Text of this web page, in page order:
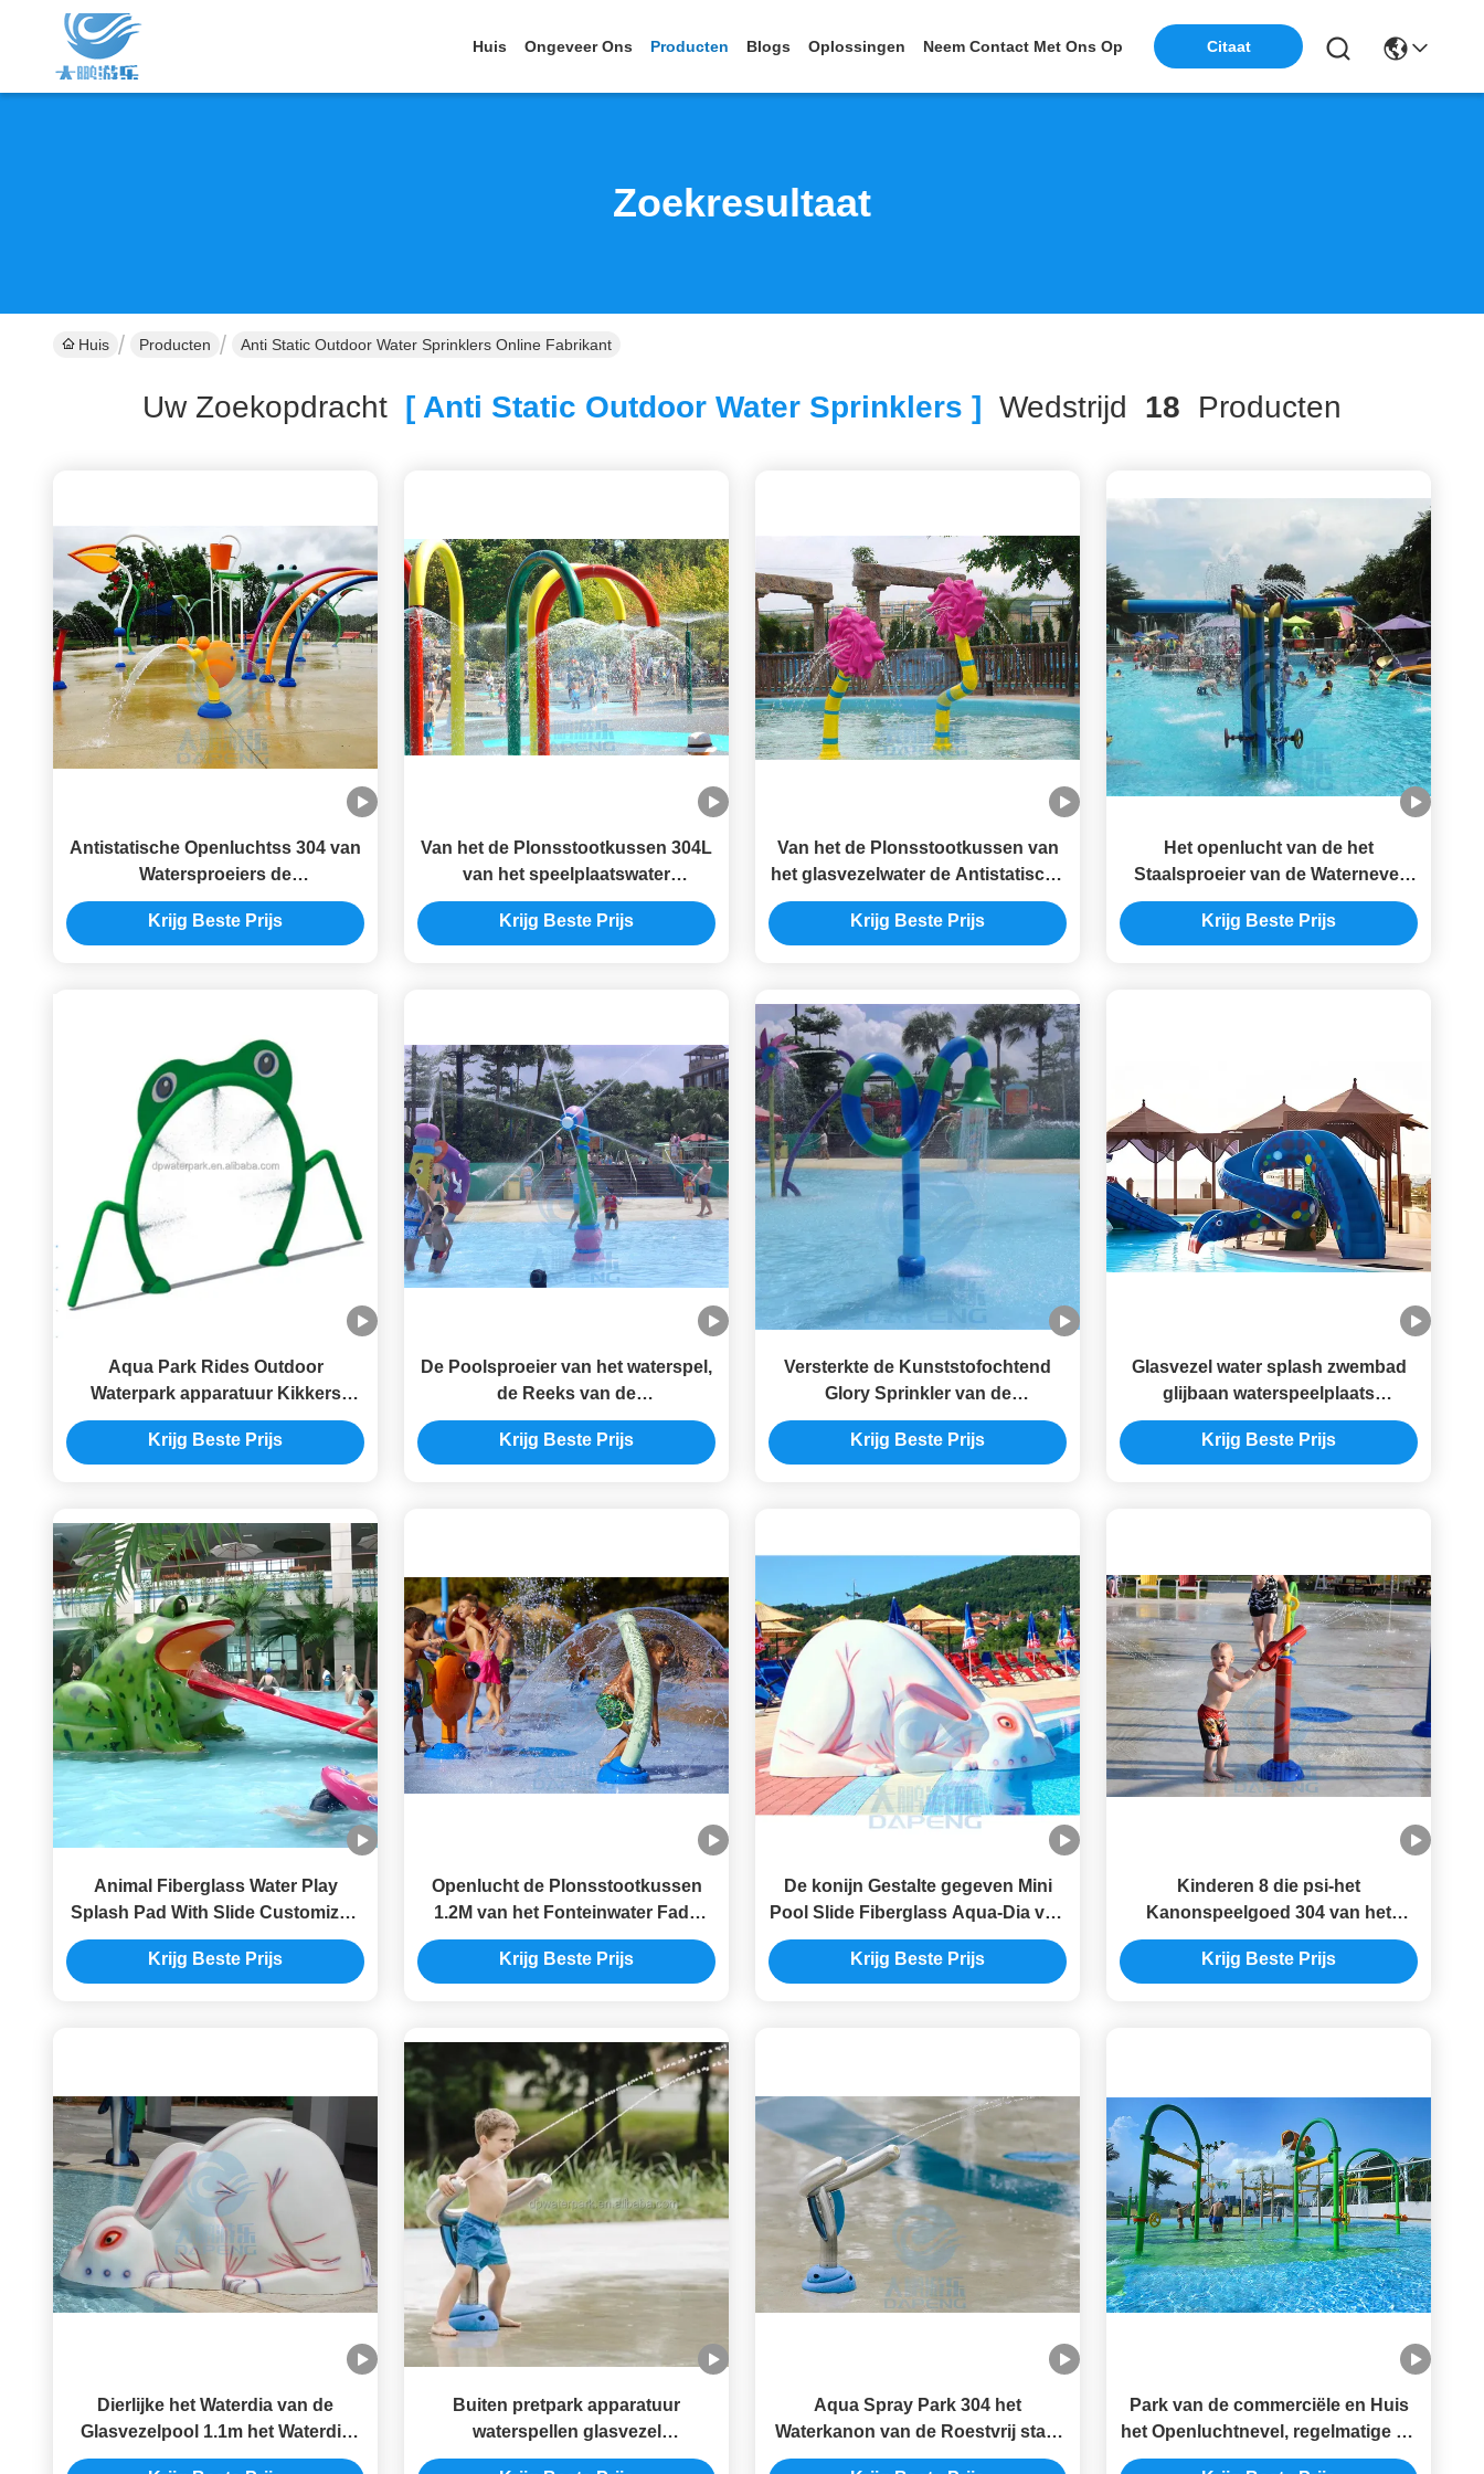
Huis Ongeveer Ons Producten Blogs Oplossingen Neem Contact Met Ons Op Citaat
Zoekresultaat
Huis Producten Anti Static Outdoor Water Sprinklers Online Fabrikant
Uw Zoekopdracht [ Anti Static Outdoor Water Sprinklers ] Wedstrijd 18 Producten
Antistatische Openluchtss 304 van
Watersproeiers de
Plonsspeelplaats van het Slakwater
Krijg Beste Prijs
Van het de Plonsstootkussen 304L
van het speelplaatswater
Openlucht Aangepaste het
Watersprenkelinstallatie
Krijg Beste Prijs
Van het de Plonsstootkussen van
het glasvezelwater de Antistatische
Kinderen Rose Flower Water Spray
Park
Krijg Beste Prijs
Het openlucht van de het
Staalsproeier van de Waternevel
Stootkussen Gegalvaniseerde
Anticorrosieve Speelgoed van de
Krijg Beste Prijs
Aqua Park Rides Outdoor
Waterpark apparatuur Kikkers
Water Splash Pad Voor kinderen en
volwassenen
Krijg Beste Prijs
De Poolsproeier van het waterspel,
de Reeks van de
Sproeierinstallaties van de
Glasvezelwind
Krijg Beste Prijs
Versterkte de Kunststofochtend
Glory Sprinkler van de
installatiereeks Glasvezel
Krijg Beste Prijs
Glasvezel water splash zwembad
glijbaan waterspeelplaats
waterpark dieren set olifant slang
regenboog zwembad glijbaan voor
Krijg Beste Prijs
Animal Fiberglass Water Play
Splash Pad With Slide Customized
Style Children Swimming Pool Use
For Over 3 Years Old
Krijg Beste Prijs
Openlucht de Plonsstootkussen
1.2M van het Fonteinwater Fade
Erosion Resistant Stainless Steel
Krijg Beste Prijs
De konijn Gestalte gegeven Mini
Pool Slide Fiberglass Aqua-Dia van
het Parkwater voor Peuters
Krijg Beste Prijs
Kinderen 8 die psi-het
Kanonspeelgoed 304 van het
Waterpark Roestvrij staal voor
Nevelpark wordt aangepast
Krijg Beste Prijs
Dierlijke het Waterdia van de
Glasvezelpool 1.1m het Waterdia
van het Hoogtekonijn voor Kleine
Buiten pretpark apparatuur
waterspellen glasvezel
waterglijbanen op maat
Aqua Spray Park 304 het
Waterkanon van de Roestvrij staal
Dubbel Nevel voor de Streek van
Park van de commerciële en Huis
het Openluchtnevel, regelmatige de
stoomwaterval van de Plonsstreek